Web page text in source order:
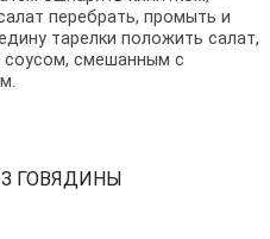
перебрать, промыть и
тарелки положить салат,
соусом, смешанным с
ГОВЯДИНЫ